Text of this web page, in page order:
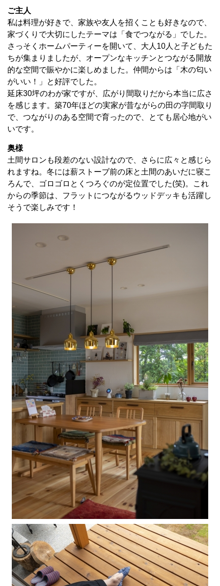
ご主人
私は料理が好きで、家族や友人を招くことも好きなので、
家づくりで大切にしたテーマは「食でつながる」でした。
さっそくホームパーティーを開いて、大人10人と子どもた
ちが集まりましたが、オープンなキッチンとつながる開放
的な空間で賑やかに楽しめました。仲間からは「木の匂い
がいい！」と好評でした。
延床30坪のわが家ですが、広がり間取りだから本当に広さ
を感じます。築70年ほどの実家が昔ながらの田の字間取り
で、つながりのある空間で育ったので、とても居心地がい
いです。
奥様
土間サロンも段差のない設計なので、さらに広々と感じら
れますね。冬には薪ストーブ前の床と土間のあいだに寝こ
ろんで、ゴロゴロとくつろぐのが定位置でした(笑)。これ
からの季節は、フラットにつながるウッドデッキも活躍し
そうで楽しみです！